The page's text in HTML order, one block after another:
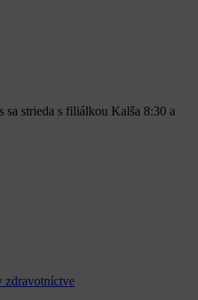
sa strieda s filiálkou Kalša 8:30 a
zdravotníctve